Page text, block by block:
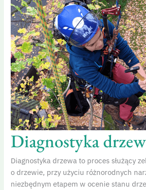
Diagnostyka drzew
Diagnostyka drzewa to proces służący
o drzewie, przy użyciu różnorodnych
niezbędnym etapem w ocenie stanu
Diagnostyka
drzew